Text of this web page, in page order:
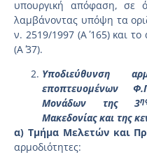
υπουργική απόφαση, σε
λαμβάνοντας υπόψη τα
ν. 2519/1997 (Α΄ 165) και
(Α΄ 37).
Υποδιεύθυνση
εποπτευομένων
Μονάδων της 3
Μακεδονίας και της
α) Τμήμα Μελετών και
αρμοδιότητες: